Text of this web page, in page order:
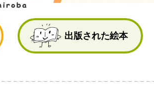
出版された絵本